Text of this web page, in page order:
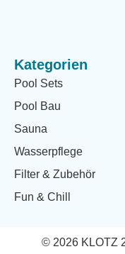
Kategorien
Pool Sets
Pool Bau
Sauna
Wasserpflege
Filter & Zubehör
Fun & Chill
© 2026 KLOTZ